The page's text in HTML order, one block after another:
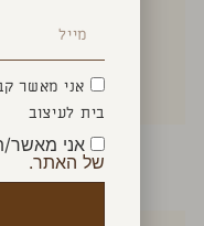
נר UPLIFTING
₪160
אני מאשר
בית לעיצוב
אני
של האתר.